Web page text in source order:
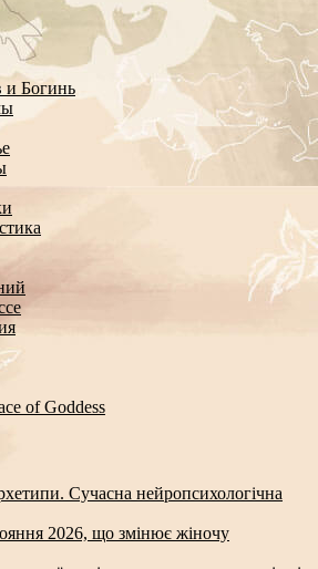
и Богинь
of Goddess
Сучасна нейропсихологічна
2026, що змінює жіночу